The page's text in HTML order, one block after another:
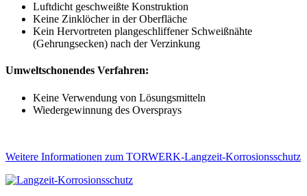
Luftdicht geschweißte Konstruktion
Keine Zinklöcher in der Oberfläche
Kein Hervortreten plangeschliffener Schweißnähte
(Gehrungsecken) nach der Verzinkung
Umweltschonendes Verfahren:
Keine Verwendung von Lösungsmitteln
Wiedergewinnung des Oversprays
Weitere Informationen zum TORWERK-Langzeit-Korrosionsschutz